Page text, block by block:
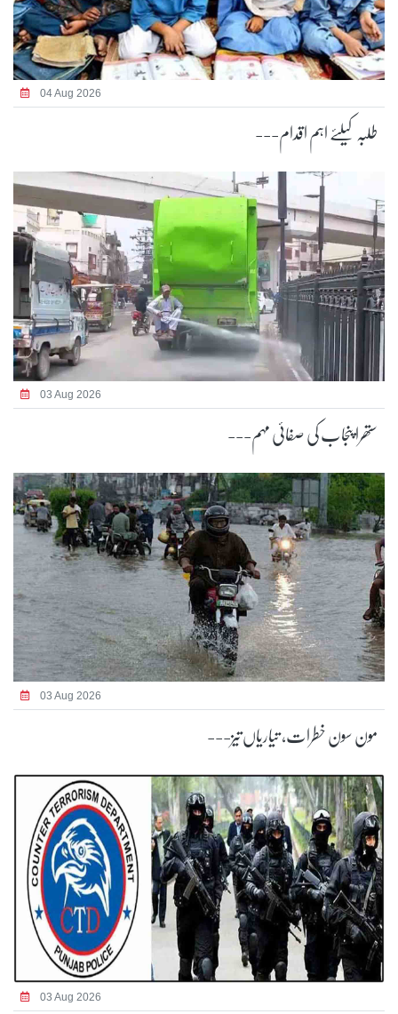
04 Aug 2026
طلبہ کیلئے اہم اقدام---
03 Aug 2026
ستھرا پنجاب کی صفائی مہم---
03 Aug 2026
مون سون خطرات، تیاریاں تیز---
03 Aug 2026